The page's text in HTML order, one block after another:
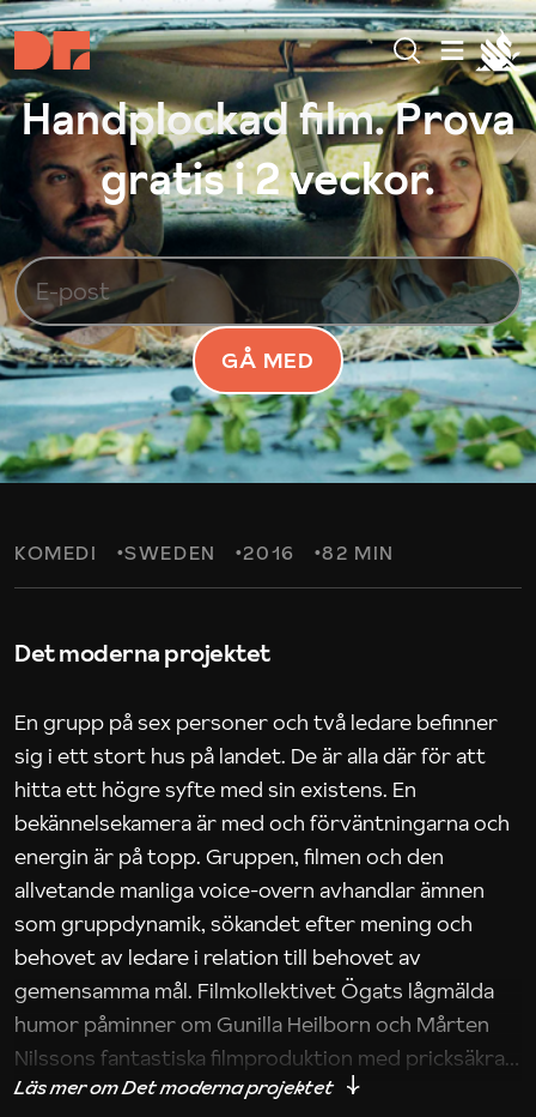
Handplockad film. Prova
gratis i 2 veckor.
GÅ MED
KOMEDI SWEDEN 2016 82 MIN
Det moderna projektet
En grupp på sex personer och två ledare befinner
sig i ett stort hus på landet. De är alla där för att
hitta ett högre syfte med sin existens. En
bekännelsekamera är med och förväntningarna och
energin är på topp. Gruppen, filmen och den
allvetande manliga voice-overn avhandlar ämnen
som gruppdynamik, sökandet efter mening och
behovet av ledare i relation till behovet av
gemensamma mål. Filmkollektivet Ögats lågmälda
humor påminner om Gunilla Heilborn och Mårten
Nilssons fantastiska filmproduktion med pricksäkra
iakttagelser om hur svårt det kan vara att omsätta